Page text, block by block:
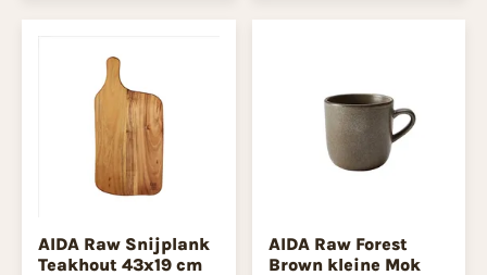
AIDA Raw Snijplank
Teakhout 43x19 cm
AIDA Raw Forest
Brown kleine Mok